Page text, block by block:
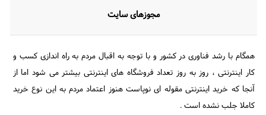
مجوزهای سایت
همگام با رشد فناوری در کشور و با توجه به اقبال مردم به راه اندازی کسب و
کار اینترنتی ، روز به روز تعداد فروشگاه های اینترنتی بیشتر می شود اما از
آنجا که خرید اینترنتی مقوله ای نوپاست هنوز اعتماد مردم به این نوع خرید
کاملا جلب نشده است .